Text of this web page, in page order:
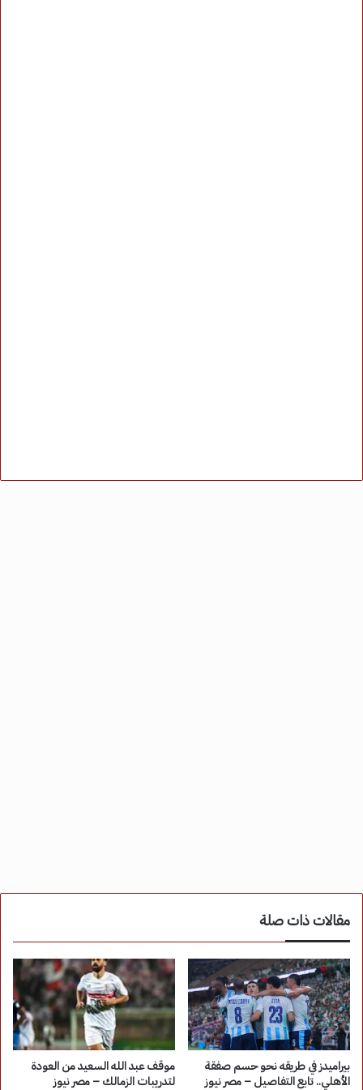
مقالات ذات صلة
بيراميدز في طريقه نحو حسم صفقة
الأهلي.. تابع التفاصيل – مصر نيوز
موقف عبد الله السعيد من العودة
لتدريبات الزمالك – مصر نيوز